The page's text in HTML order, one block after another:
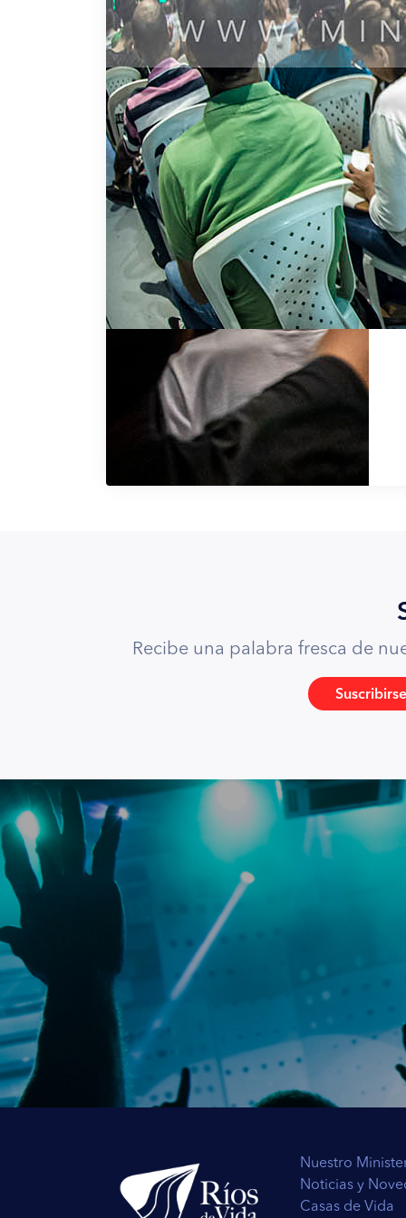
quien Dios ha bendecido?
Si en verdad te conoces bien y sabes quién
conmover todo lo malo que digan de ti.
apariencias ni por las palabras, porque hay
aparentar ser buenos para nuestra vida. La
hueles. Entonces no te dejes guiar por los
Aprende a desechar todo lo que te aleja de
en medio de su aparente peor derrota, dijo
de seguro confundió al diablo por completo.
La corona de espinas que cargó Jesús en la
el diablo le había quitado a Adán y que
espinas fue la que hizo conquistar la corona
A lo largo de la historia, vemos que la
Génesis 1:28 (RVR)
“Y los bendijo Dios, y les dijo: Fructificad y
en los peces del mar, en las aves de los
“Cayó la corona de nuestra cabeza; ¡Ay
Esta es la manera ostentosa que el diablo
“Y le llevó el diablo a un alto monte, y le
dijo el diablo: A ti te daré toda esta potestad,
entregada, y a quien quiero la doy.7Si tú
Entonces, la corona de espinas representa
maldición pro e l pecado de Adán recayó en
Génesis 3:17-19 (RVR)
“Y al hombre dijo: Por cuanto obedeciste a
diciendo: No comerás de él; maldita será la
los días de tu vida.
Espinos y cardos te
de tu rostro comerás el pan hasta que
eres, y al polvo volverás”.
Cuando la sangre de Jesús cayó sobre la
Por causa de Su sangre, Jesús recuperó el
el Hijo de Dios recuperó todo lo que Adán
Recibe una palabra fresca de
Nuestro
Noticias y
Casas de Vida